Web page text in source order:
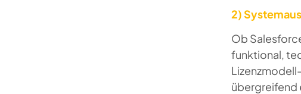
2)
Ob
funktional,
übergreifend